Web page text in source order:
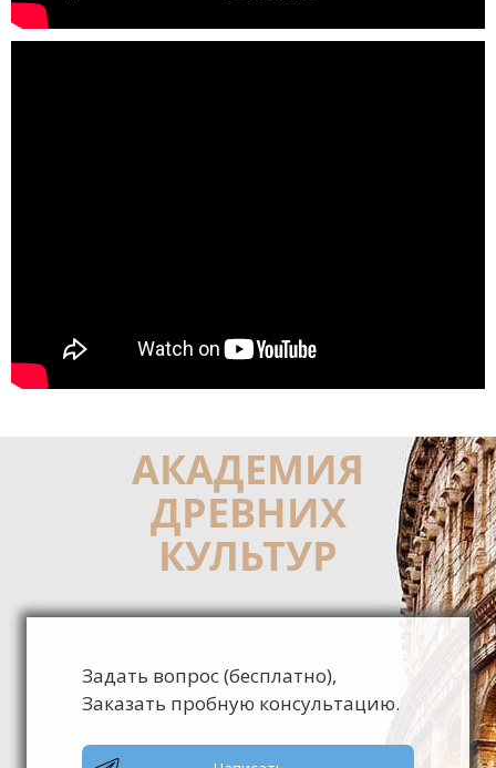
АКАДЕМИЯ
ДРЕВНИХ
КУЛЬТУР
Задать вопрос (бесплатно),
Заказать пробную консультацию.